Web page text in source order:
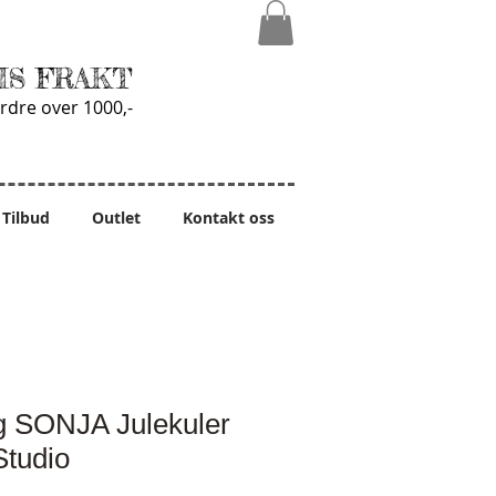
FRAKT
over 1000,-
Tilbud Outlet Kontakt oss
SONJA Julekuler